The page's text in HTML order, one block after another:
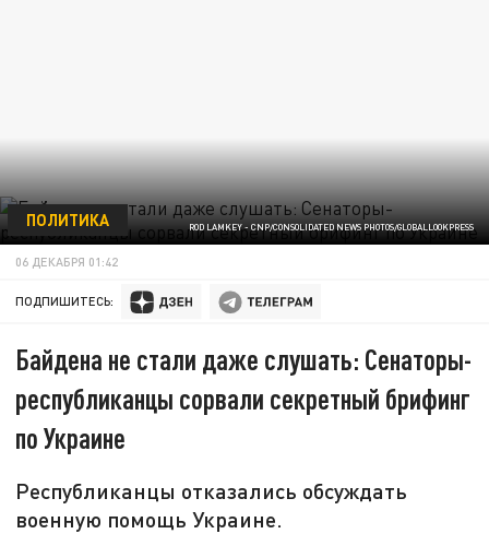
ROD LAMKEY - CNP/CONSOLIDATED NEWS PHOTOS/GLOBALLOOKPRESS
ПОЛИТИКА
06 ДЕКАБРЯ 01:42
ПОДПИШИТЕСЬ:
Байдена не стали даже слушать: Сенаторы-
республиканцы сорвали секретный брифинг
по Украине
Республиканцы отказались обсуждать
военную помощь Украине.